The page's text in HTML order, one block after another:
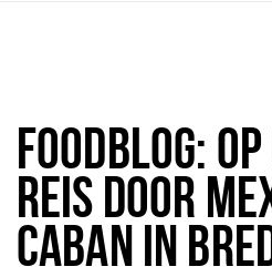
Eten
Drinken
Slapen
FOODBLOG:
REIS DOOR
CABAN IN